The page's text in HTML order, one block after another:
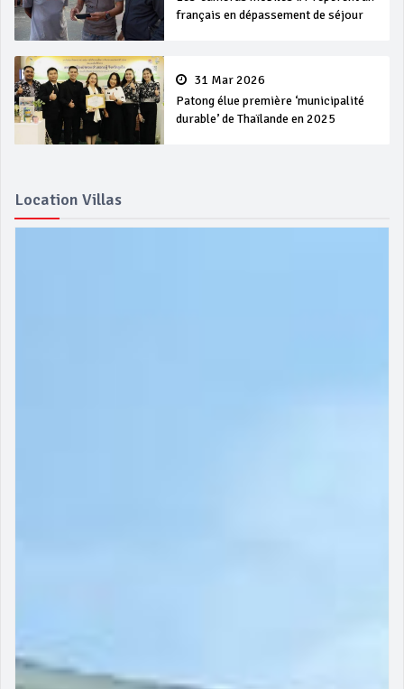
français en dépassement de séjour
31 Mar 2026
Patong élue première ‘municipalité
durable’ de Thaïlande en 2025
Location Villas